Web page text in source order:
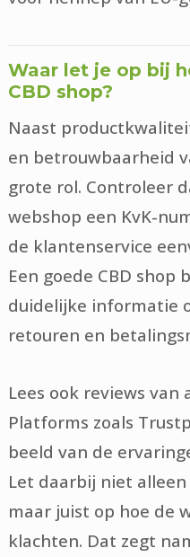
Waar let je op bij
CBD shop?
Naast
en betrouwbaarheid
grote rol. Controleer
webshop een KvK-
de klantenservice
Een goede CBD shop
duidelijke informatie
retouren en
Lees ook reviews van
Platforms zoals
beeld van de
Let daarbij niet
maar juist op hoe de
klachten. Dat zegt